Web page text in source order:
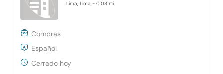
Lima, Lima - 0.03 mi.
Compras
Español
Cerrado hoy